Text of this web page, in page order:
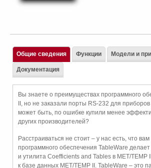
Общие сведения
Вы знаете о преимуществах программного
II, но не заказали порты RS-232 для
может быть, по ошибке купили менее
других производителей?
Расстраиваться не стоит – у нас есть, что
программного обеспечения TableWare
и утилита Coefficients and Tables в MET/TEMP
к базе данных MET/TEMP II. TableWare – это
Функции Модели и
Документация